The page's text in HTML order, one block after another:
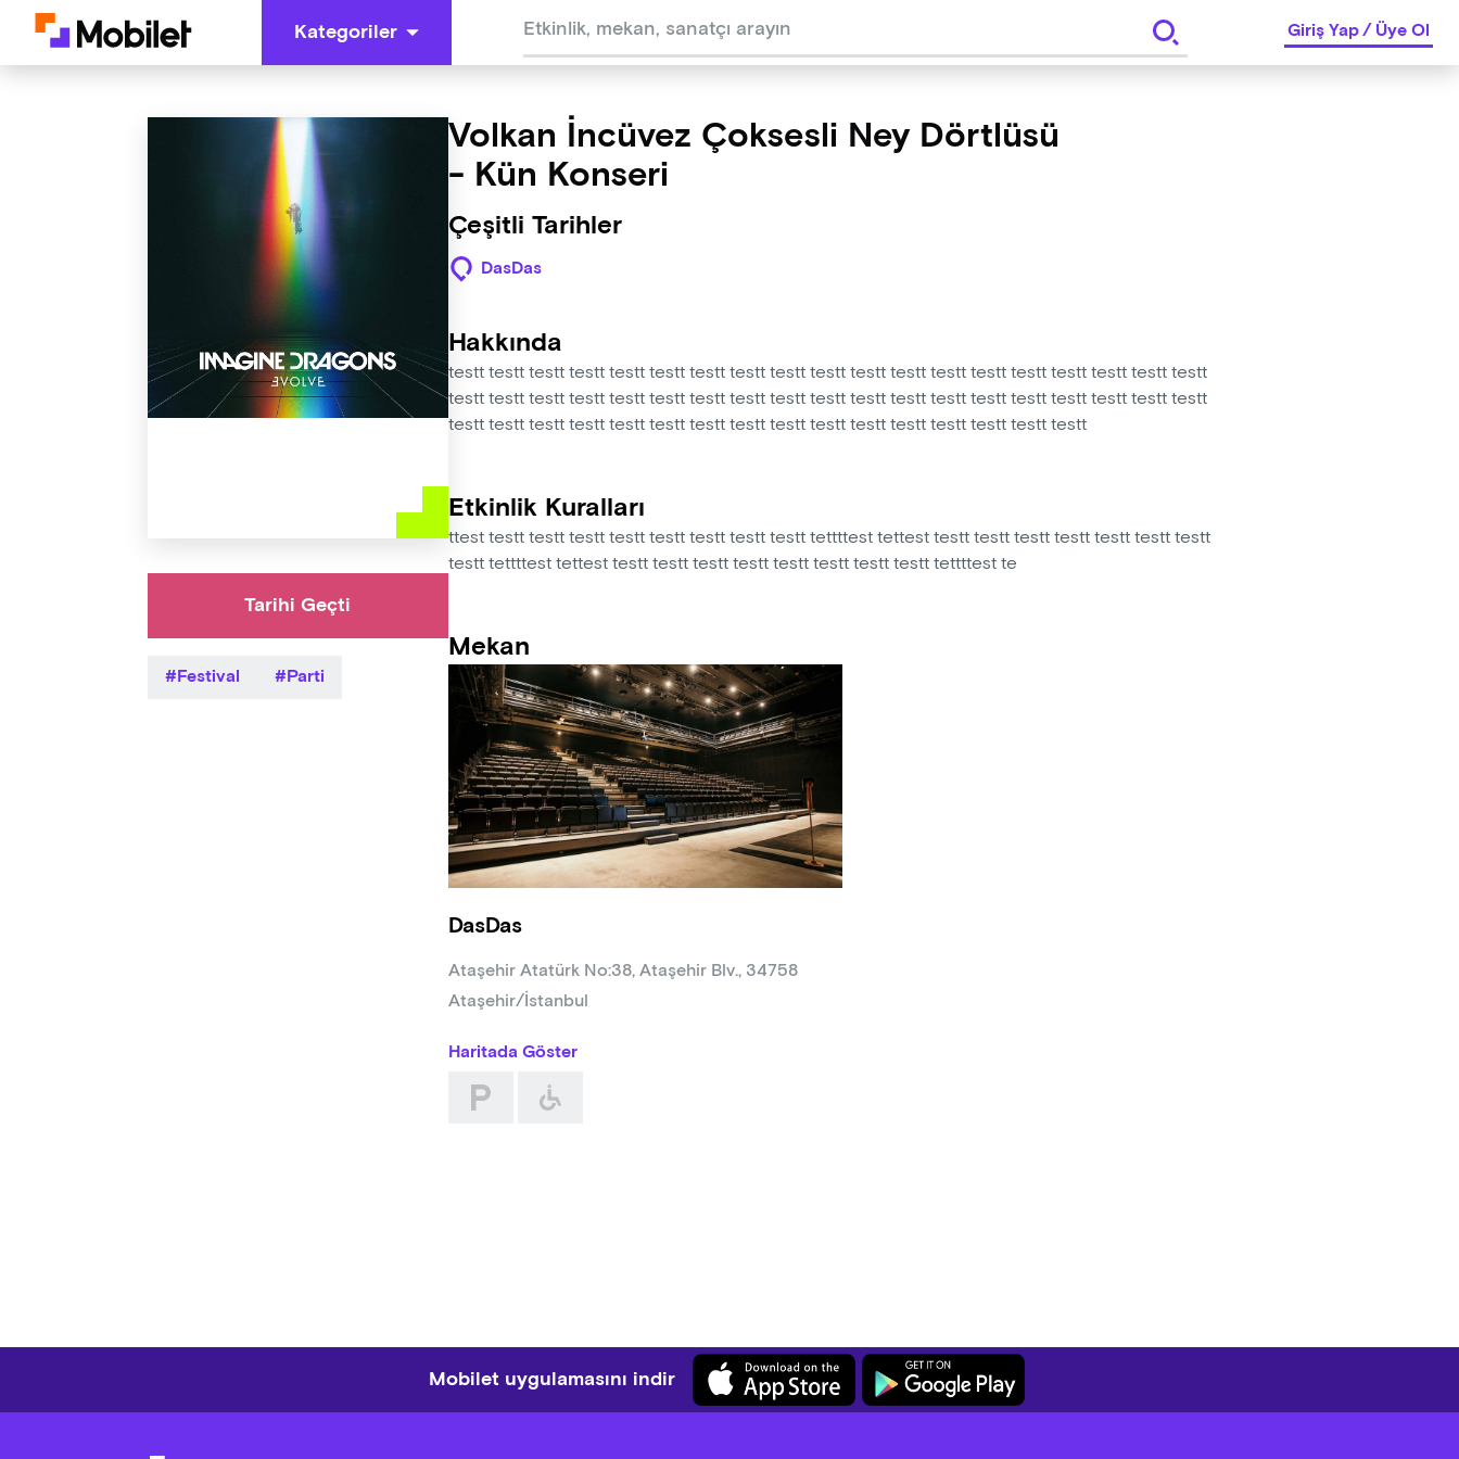
Kategoriler Giriş Yap/Üye Ol
Tarihi Geçti
Festival Parti
Volkan İncüvez Çoksesli Ney Dörtlüsü
- Kün Konseri
Çeşitli Tarihler
DasDas
Hakkında
testt testt testt testt testt testt testt testt testt testt testt testt testt testt testt testt testt testt testt
testt testt testt testt testt testt testt testt testt testt testt testt testt testt testt testt testt testt testt
testt testt testt testt testt testt testt testt testt testt testt testt testt testt testt testt
Etkinlik Kuralları
ttest testt testt testt testt testt testt testt testt tettttest tettest testt testt testt testt testt testt testt
testt tettttest tettest testt testt testt testt testt testt testt testt tettttest te
Mekan
DasDas
Ataşehir Atatürk No:38, Ataşehir Blv., 34758
Ataşehir/İstanbul
Haritada Göster
Mobilet uygulamasını indir